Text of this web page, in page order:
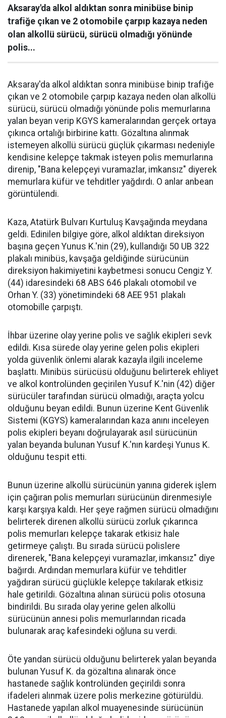
Aksaray'da alkol aldıktan sonra minibüse binip
trafiğe çıkan ve 2 otomobile çarpıp kazaya neden
olan alkollü sürücü, sürücü olmadığı yönünde
polis...
Aksaray'da alkol aldıktan sonra minibüse binip trafiğe
çıkan ve 2 otomobile çarpıp kazaya neden olan alkollü
sürücü, sürücü olmadığı yönünde polis memurlarına
yalan beyan verip KGYS kameralarından gerçek ortaya
çıkınca ortalığı birbirine kattı. Gözaltına alınmak
istemeyen alkollü sürücü güçlük çıkarması nedeniyle
kendisine kelepçe takmak isteyen polis memurlarına
direnip, "Bana kelepçeyi vuramazlar, imkansız" diyerek
memurlara küfür ve tehditler yağdırdı. O anlar anbean
görüntülendi.
Kaza, Atatürk Bulvarı Kurtuluş Kavşağında meydana
geldi. Edinilen bilgiye göre, alkol aldıktan direksiyon
başına geçen Yunus K.'nin (29), kullandığı 50 UB 322
plakalı minibüs, kavşağa geldiğinde sürücünün
direksiyon hakimiyetini kaybetmesi sonucu Cengiz Y.
(44) idaresindeki 68 ABS 646 plakalı otomobil ve
Orhan Y. (33) yönetimindeki 68 AEE 951 plakalı
otomobille çarpıştı.
İhbar üzerine olay yerine polis ve sağlık ekipleri sevk
edildi. Kısa sürede olay yerine gelen polis ekipleri
yolda güvenlik önlemi alarak kazayla ilgili inceleme
başlattı. Minibüs sürücüsü olduğunu belirterek ehliyet
ve alkol kontrolünden geçirilen Yusuf K.'nin (42) diğer
sürücüler tarafından sürücü olmadığı, araçta yolcu
olduğunu beyan edildi. Bunun üzerine Kent Güvenlik
Sistemi (KGYS) kameralarından kaza anını inceleyen
polis ekipleri beyanı doğrulayarak asıl sürücünün
yalan beyanda bulunan Yusuf K.'nın kardeşi Yunus K.
olduğunu tespit etti.
Bunun üzerine alkollü sürücünün yanına giderek işlem
için çağıran polis memurları sürücünün direnmesiyle
karşı karşıya kaldı. Her şeye rağmen sürücü olmadığını
belirterek direnen alkollü sürücü zorluk çıkarınca
polis memurları kelepçe takarak etkisiz hale
getirmeye çalıştı. Bu sırada sürücü polislere
direnerek, "Bana kelepçeyi vuramazlar, imkansız" diye
bağırdı. Ardından memurlara küfür ve tehditler
yağdıran sürücü güçlükle kelepçe takılarak etkisiz
hale getirildi. Gözaltına alınan sürücü polis otosuna
bindirildi. Bu sırada olay yerine gelen alkollü
sürücünün annesi polis memurlarından ricada
bulunarak araç kafesindeki oğluna su verdi.
Öte yandan sürücü olduğunu belirterek yalan beyanda
bulunan Yusuf K. da gözaltına alınarak önce
hastanede sağlık kontrolünden geçirildi sonra
ifadeleri alınmak üzere polis merkezine götürüldü.
Hastanede yapılan alkol muayenesinde sürücünün